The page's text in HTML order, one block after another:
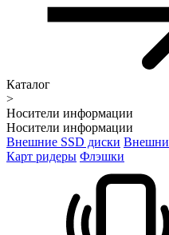
Каталог
>
Носители информации
Носители информации
Внешние SSD диски
Карт ридеры Флэшки